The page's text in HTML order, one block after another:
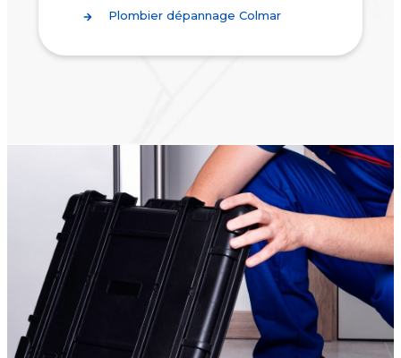
Plombier dépannage Colmar